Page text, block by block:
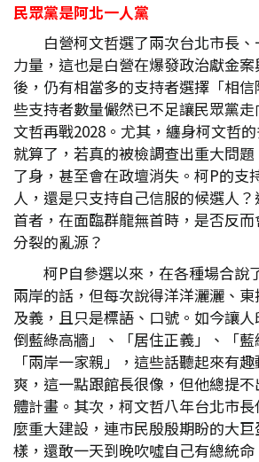
民眾黨是阿北一人黨
白營柯文哲選了兩次台北市長
力量，這也是白營在爆發政治獻金
後，仍有相當多的支持者選擇「相
些支持者數量儼然已不足讓民眾黨
文哲再戰2028。尤其，纏身柯文哲
就算了，若真的被檢調查出重大問
了身，甚至會在政壇消失。柯P的支
人，還是只支持自己信服的候選人
首者，在面臨群龍無首時，是否反
分裂的亂源？
柯P自參選以來，在各種場合說
兩岸的話，但每次說得洋洋灑灑、
及義，且只是標語、口號。如今讓
倒藍綠高牆」、「居住正義」、「藍
「兩岸一家親」，這些話聽起來有
爽，這一點跟館長很像，但他總提
體計畫。其次，柯文哲八年台北市
麼重大建設，連市民殷殷期盼的大
樣，還敢一天到晚吹噓自己有總統命